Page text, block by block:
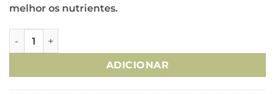
melhor os nutrientes.
Quantidade de Natures Variety Cão No Grain Medium/
ADICIONAR